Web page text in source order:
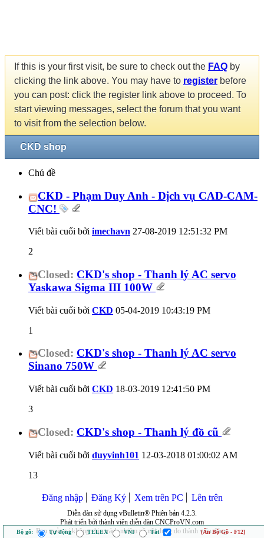
If this is your first visit, be sure to check out the FAQ by
clicking the link above. You may have to register before
you can post: click the register link above to proceed. To
start viewing messages, select the forum that you want
to visit from the selection below.
CKD shop
Chủ đề
CKD - Phạm Duy Anh - Dịch vụ CAD-CAM-
CNC!
Viết bài cuối bởi imechavn 27-08-2019 12:51:32 PM
2
Closed: CKD's shop - Thanh lý AC servo
Yaskawa Sigma III 100W
Viết bài cuối bởi CKD 05-04-2019 10:43:19 PM
1
Closed: CKD's shop - Thanh lý AC servo
Sinano 750W
Viết bài cuối bởi CKD 18-03-2019 12:41:50 PM
3
Closed: CKD's shop - Thanh lý đồ cũ
Viết bài cuối bởi duyvinh101 12-03-2018 01:00:02 AM
13
Đăng nhập Đăng Ký Xem trên PC Lên trên
Diễn đàn sử dụng vBulletin® Phiên bản 4.2.3.
Phát triển bởi thành viên diễn đàn CNCProVN.com
Ban quản trị không chịu trách nhiệm về nội dung do thành viên đăng.
Bộ gõ: Tự động TELEX VNI Tắt [Ẩn Bộ Gõ - F12]